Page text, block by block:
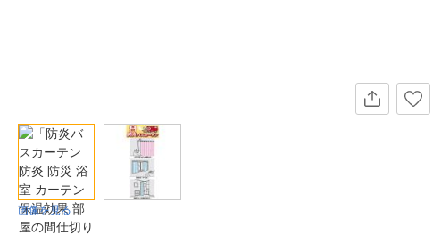
画像を見る